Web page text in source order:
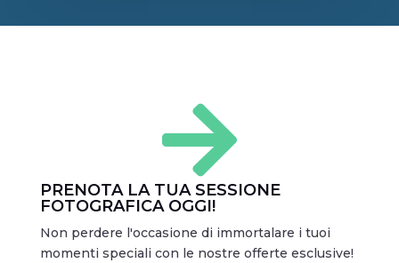

PRENOTA LA TUA SESSIONE
FOTOGRAFICA OGGI!
Non perdere l'occasione di immortalare i tuoi
momenti speciali con le nostre offerte esclusive!